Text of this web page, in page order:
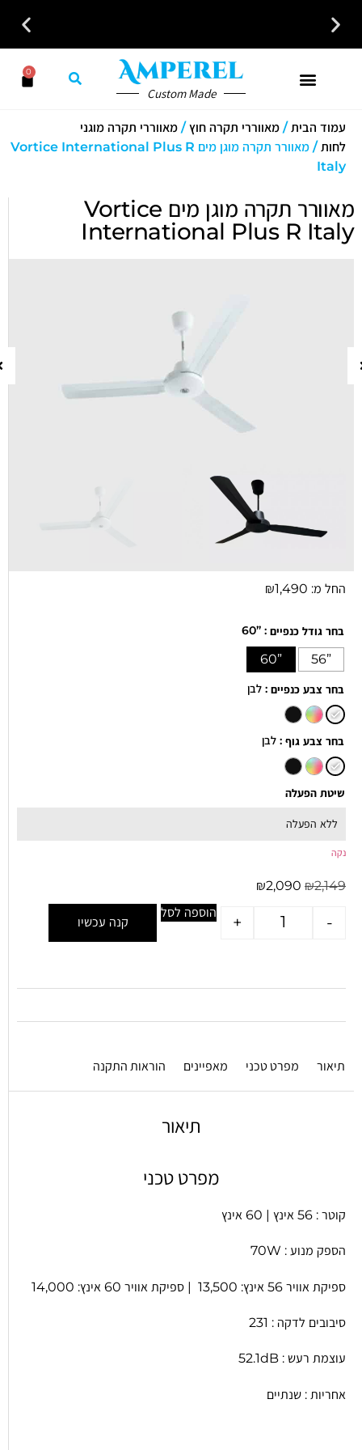
כל פתרונות האוורור והחימום במקום אחד לבית לעסק ולמשרד
Custom Made
עמוד הבית/מאווררי תקרה חוץ/מאווררי תקרה מוגני
לחות
/ מאוורר תקרה מוגן מים Vortice International Plus R
Italy
מאוורר תקרה מוגן מים Vortice
International Plus R
החל מ: ₪1,490
בחר גודל כנפיים : ”60
בחר צבע כנפיים : לבן
בחר צבע גוף : לבן
שיטת הפעלה
₪2,149
₪2,090
הוספה לסל
קנה עכשיו
תיאור מפרט טכני מאפיינים הוראות התקנה
תיאור
מפרט טכני
קוטר : 56 אינץ | 60 אינץ
הספק מנוע : 70W
ספיקת אוויר 56 אינץ: 13,500 | ספיקת אוויר 60 אינץ: 14,000
סיבובים לדקה : 231
עוצמת רעש : 52.1dB
אחריות : שנתיים